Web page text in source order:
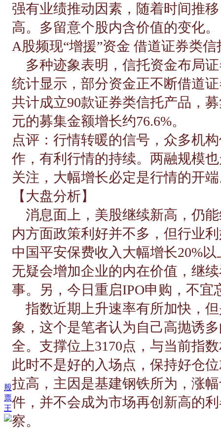
股
票
王
强有业绩推动因素，随着时间推
高。多留意个股内含价值的变化。
A股频现“增援”资金 借道证券类
多种迹象表明，信托资金布局
统计显示，部分资金正不断借道
共计成立90款证券类信托产品，
元的募集金额增长约76.6%。
点评：行情转暖的信号，众多机
作，有利行情的持续。两融规模
关注，大幅增长必定是行情的开
【大盘分析】
消息面上，美股继续新高，仍
内方面政策利好并不多，但行业
中国平安保费收入大幅增长20%
无疑会增加企业的内在价值，继
事。另，今日重启IPO申购，不宜
指数近期上升速率有所加快，
象，这个是笔者认为自己高抛诱
全。支撑位上3170点，与当前指
此时不是好的入场点，保持好仓
拉高，主因是基建钢铁所为，涨
件，并不会成为市场再创新高的
察。